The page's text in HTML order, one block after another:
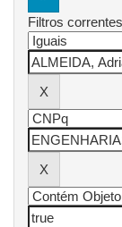
Filtros